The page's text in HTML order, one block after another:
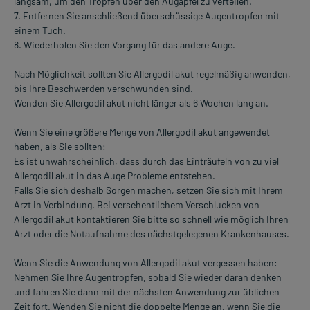
7. Entfernen Sie anschließend überschüssige Augentropfen mit
einem Tuch.
8. Wiederholen Sie den Vorgang für das andere Auge.
Nach Möglichkeit sollten Sie Allergodil akut regelmäßig anwenden,
bis Ihre Beschwerden verschwunden sind.
Wenden Sie Allergodil akut nicht länger als 6 Wochen lang an.
Wenn Sie eine größere Menge von Allergodil akut angewendet
haben, als Sie sollten:
Es ist unwahrscheinlich, dass durch das Einträufeln von zu viel
Allergodil akut in das Auge Probleme entstehen.
Falls Sie sich deshalb Sorgen machen, setzen Sie sich mit Ihrem
Arzt in Verbindung. Bei versehentlichem Verschlucken von
Allergodil akut kontaktieren Sie bitte so schnell wie möglich Ihren
Arzt oder die Notaufnahme des nächstgelegenen Krankenhauses.
Wenn Sie die Anwendung von Allergodil akut vergessen haben:
Nehmen Sie Ihre Augentropfen, sobald Sie wieder daran denken
und fahren Sie dann mit der nächsten Anwendung zur üblichen
Zeit fort. Wenden Sie nicht die doppelte Menge an, wenn Sie die